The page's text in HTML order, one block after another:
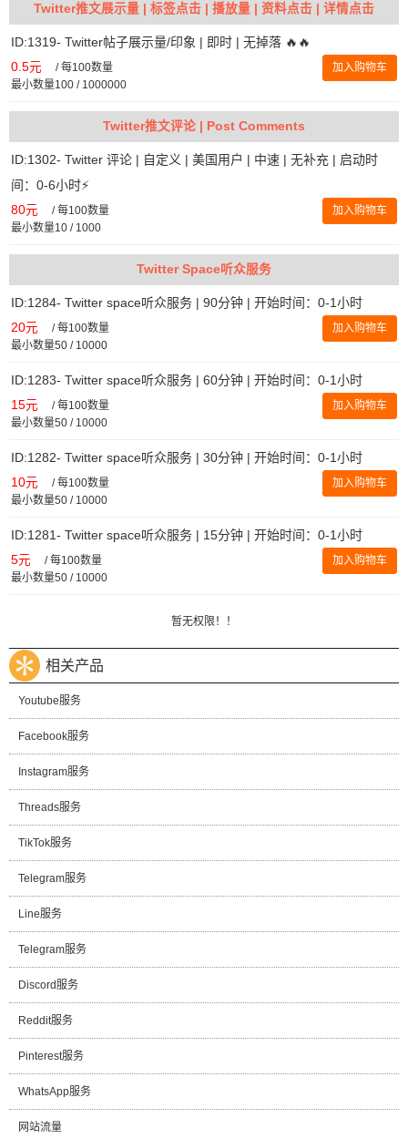
Twitter推文展示量 | 标签点击 | 播放量 | 资料点击 | 详情点击
ID:1319- Twitter帖子展示量/印象 | 即时 | 无掉落 🔥🔥
0.5元 /每100数量
最小数量100 / 1000000
加入购物车
Twitter推文评论 | Post Comments
ID:1302- Twitter 评论 | 自定义 | 美国用户 | 中速 | 无补充 | 启动时
间：0-6小时⚡️
80元 /每100数量
最小数量10 / 1000
加入购物车
Twitter Space听众服务
ID:1284- Twitter space听众服务 | 90分钟 | 开始时间：0-1小时
20元 /每100数量
最小数量50 / 10000
加入购物车
ID:1283- Twitter space听众服务 | 60分钟 | 开始时间：0-1小时
15元 /每100数量
最小数量50 / 10000
加入购物车
ID:1282- Twitter space听众服务 | 30分钟 | 开始时间：0-1小时
10元 /每100数量
最小数量50 / 10000
加入购物车
ID:1281- Twitter space听众服务 | 15分钟 | 开始时间：0-1小时
5元 /每100数量
最小数量50 / 10000
加入购物车
暂无权限！！
相关产品
Youtube服务
Facebook服务
Instagram服务
Threads服务
TikTok服务
Telegram服务
Line服务
Telegram服务
Discord服务
Reddit服务
Pinterest服务
WhatsApp服务
网站流量